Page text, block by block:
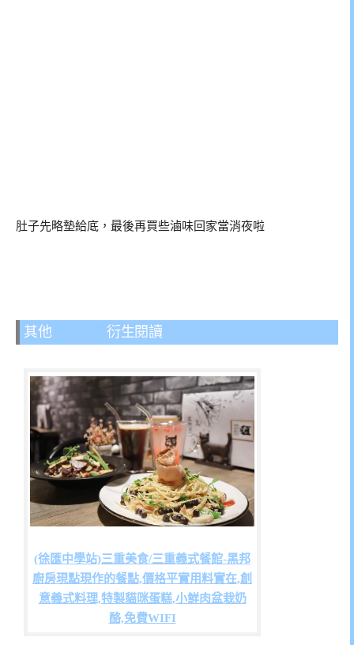
肚子先略墊給底，最後再買些滷味回家當消夜啦
其他三重美食 衍生閱讀
(徐匯中學站)三重美食/三重義式餐館-黑邦
廚房現點現作的餐點,價格平實用料實在,創
意義式料理,特製貓咪蛋糕,小鮮肉盆栽奶
酪,免費WIFI